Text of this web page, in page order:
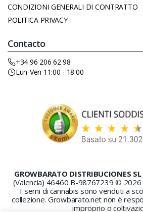
CONDIZIONI GENERALI DI CONTRATTO
POLITICA PRIVACY
Contacto
+34 96 206 62 98
Lun-Ven 11:00 - 18:00
GROWBARATO DISTRIBUCIONES SL
(Valencia) 46460 B-98767239 © 2026
I semi di cannabis sono venduti a
collezione. Growbarato.net non è
improprio o